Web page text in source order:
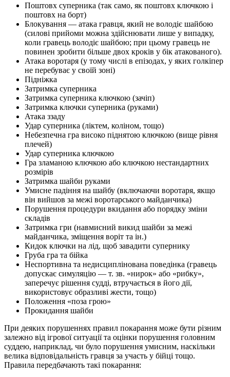
Поштовх суперника (так само, як поштовх ключкою і
поштовх на борт)
Блокування — атака гравця, який не володіє шайбою
(силові прийоми можна здійснювати лише у випадку,
коли гравець володіє шайбою; при цьому гравець не
повинен зробити більше двох кроків у бік атакованого).
Атака воротаря (у тому числі в епізодах, у яких голкіпер
не перебуває у своїй зоні)
Підніжка
Затримка суперника
Затримка суперника ключкою (зачіп)
Затримка ключки суперника (руками)
Атака ззаду
Удар суперника (ліктем, коліном, тощо)
Небезпечна гра високо піднятою ключкою (вище рівня
плечей)
Удар суперника ключкою
Гра зламаною ключкою або ключкою нестандартних
розмірів
Затримка шайби руками
Умисне падіння на шайбу (включаючи воротаря, якщо
він вийшов за межі воротарського майданчика)
Порушення процедури вкидання або порядку зміни
складів
Затримка гри (навмисний викид шайби за межі
майданчика, зміщення воріт та ін.)
Кидок ключки на лід, щоб завадити супернику
Груба гра та бійка
Неспортивна та недисциплінована поведінка (гравець
допускає симуляцію — т. зв. «нирок» або «рибку»,
заперечує рішення судді, втручається в його дії,
використовує образливі жести, тощо)
Положення «поза грою»
Прокидання шайби
При деяких порушеннях правил покарання може бути різним
залежно від ігрової ситуації та оцінки порушення головним
суддею, наприклад, чи було порушення умисним, наскільки
велика відповідальність гравця за участь у бійці тощо.
Правила передбачають такі покарання: